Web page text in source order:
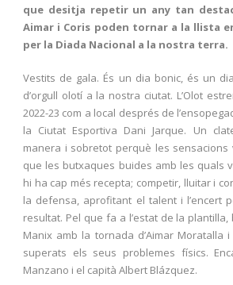
que desitja repetir un any tan
Aimar i Coris poden tornar a la llista
per la Diada Nacional a la nostra terra.
Vestits de gala. És un dia bonic, és un
d’orgull olotí a la nostra ciutat. L’Olot
2022-23 com a local després de
la Ciutat Esportiva Dani Jarque. Un
manera i sobretot perquè les sensacions
que les butxaques buides amb les quals
hi ha cap més recepta; competir, lluitar i
la defensa, aprofitant el talent i l’encert
resultat. Pel que fa a l’estat de la
Manix amb la tornada d’Aimar Moratalla
superats els seus problemes físics.
Manzano i el capità Albert Blázquez.